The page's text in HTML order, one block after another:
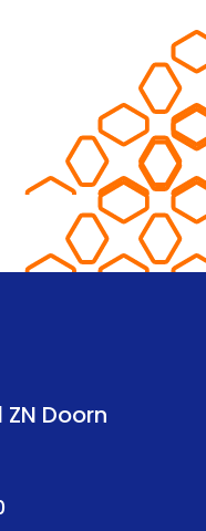
ZN Doorn